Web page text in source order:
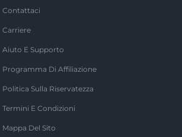
Contattaci
Carriere
Aiuto E Supporto
Programma Di Affiliazione
Politica Sulla Riservatezza
Termini E Condizioni
Mappa Del Sito